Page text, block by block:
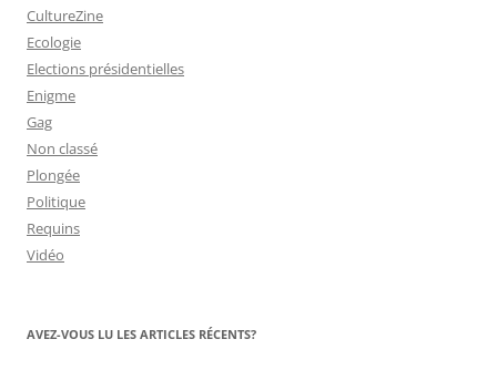
CultureZine
Ecologie
Elections présidentielles
Enigme
Gag
Non classé
Plongée
Politique
Requins
Vidéo
AVEZ-VOUS LU LES ARTICLES RÉCENTS?